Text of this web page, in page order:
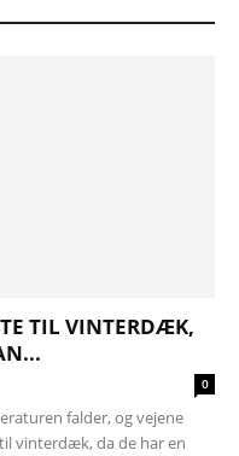
TIL VINTERDÆK,
0
falder, og vejene
vinterdæk, da de har en